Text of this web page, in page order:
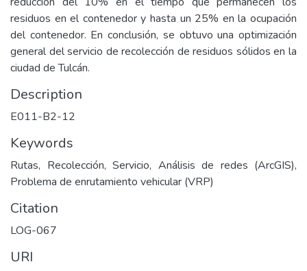
residuos en el contenedor y hasta un 25% en la ocupación
del contenedor. En conclusión, se obtuvo una optimización
general del servicio de recolección de residuos sólidos en la
ciudad de Tulcán.
Description
E011-B2-12
Keywords
Rutas, Recolección, Servicio, Análisis de redes (ArcGIS),
Problema de enrutamiento vehicular (VRP)
Citation
LOG-067
URI